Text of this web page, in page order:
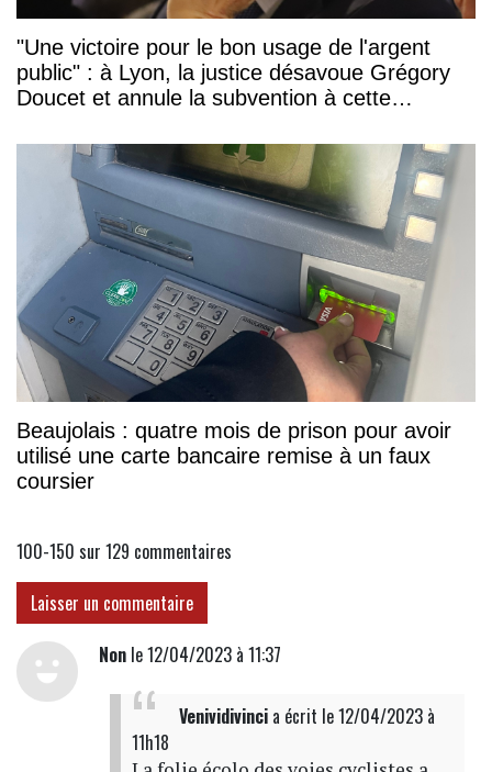
"Une victoire pour le bon usage de l'argent
public" : à Lyon, la justice désavoue Grégory
Doucet et annule la subvention à cette
Beaujolais : quatre mois de prison pour avoir
utilisé une carte bancaire remise à un faux
coursier
100-150 sur 129 commentaires
Laisser un commentaire
Nonle 12/04/2023 à 11:37
Venividivincia écrit le 12/04/2023 à
11h18